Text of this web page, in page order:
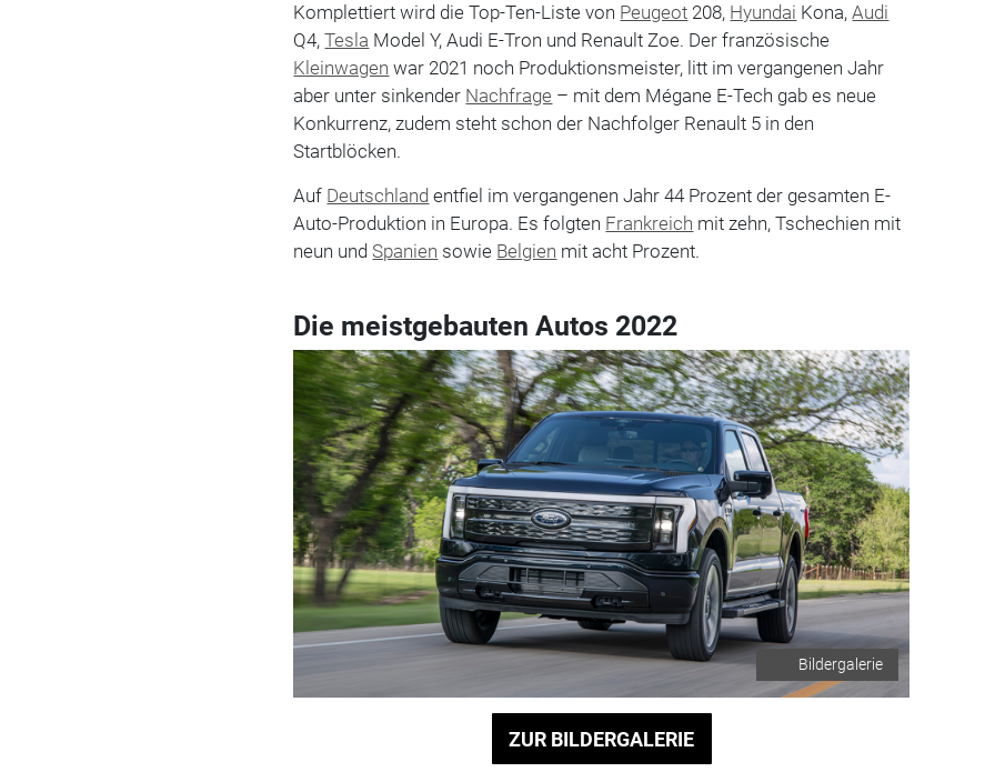
Komplettiert wird die Top-Ten-Liste von Peugeot 208, Hyundai Kona,Audi
Q4,Tesla Model Y, Audi E-Tron und Renault Zoe. Der französische
Kleinwagen war 2021 noch Produktionsmeister, litt im vergangenen Jahr
aber unter sinkender Nachfrage – mit dem Mégane E-Tech gab es neue
Konkurrenz, zudem steht schon der Nachfolger Renault 5 in den
Startblöcken.
Auf Deutschland entfiel im vergangenen Jahr 44 Prozent der gesamten E-
Auto-Produktion in Europa. Es folgten Frankreich mit zehn, Tschechien mit
neun und Spanien sowie Belgien mit acht Prozent.
Die meistgebauten Autos 2022
Bildergalerie
ZUR BILDERGALERIE